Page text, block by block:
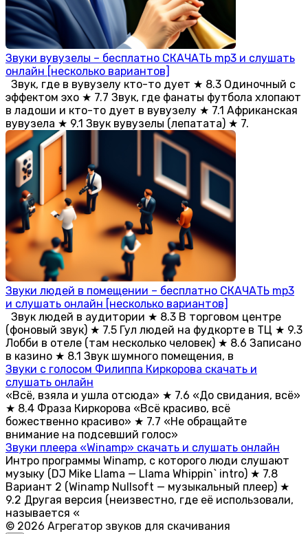
Звуки вувузелы – бесплатно СКАЧАТЬ mp3 и слушать
онлайн [несколько вариантов]
Звук, где в вувузелу кто-то дует ★ 8.3 Одиночный с
эффектом эхо ★ 7.7 Звук, где фанаты футбола хлопают
в ладоши и кто-то дует в вувузелу ★ 7.1 Африканская
вувузела ★ 9.1 Звук вувузелы (лепатата) ★ 7.
Звуки людей в помещении – бесплатно СКАЧАТЬ mp3
и слушать онлайн [несколько вариантов]
Звук людей в аудитории ★ 8.3 В торговом центре
(фоновый звук) ★ 7.5 Гул людей на фудкорте в ТЦ ★ 9.3
Лобби в отеле (там несколько человек) ★ 8.6 Записано
в казино ★ 8.1 Звук шумного помещения, в
Звуки с голосом Филиппа Киркорова скачать и
слушать онлайн
«Всё, взяла и ушла отсюда» ★ 7.6 «До свидания, всё»
★ 8.4 Фраза Киркорова «Всё красиво, всё
божественно красиво» ★ 7.7 «Не обращайте
внимание на подсевший голос»
Звуки плеера «Winamp» скачать и слушать онлайн
Интро программы Winamp, с которого люди слушают
музыку (DJ Mike Llama — Llama Whippin` intro) ★ 7.8
Вариант 2 (Winamp Nullsoft — музыкальный плеер) ★
9.2 Другая версия (неизвестно, где её использовали,
называется «
© 2026 Агрегатор звуков для скачивания